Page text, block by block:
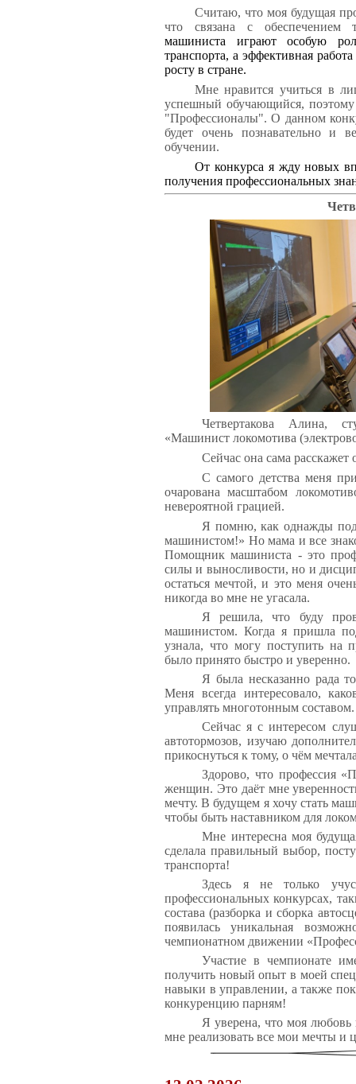
Считаю, что моя будущая
что связана с обеспечением
машиниста играют особую
транспорта, а эффективная
росту в стране.
Мне нравится учиться в
успешный обучающийся, поэтому
"Профессионалы". О данном
будет очень познавательно и
обучении.
От конкурса я жду новых
получения профессиональных
Четвертакова Алина,
«Машинист локомотива
Сейчас она самарасскажет
С самого детства меня
очарована масштабом
невероятной грацией.
Я помню, как однажды
машинистом!» Но мама и все
Помощник машиниста - это
силы и выносливости, но и
остаться мечтой, и это меня
никогда во мне не угасала.
Я решила, что буду
машинистом. Когда я пришла
узнала, что могу поступить на
было принято быстро и уверенно.
Я была несказанно рада
Меня всегда интересовало,
управлять многотонным составом.
Сейчас я с интересом
автотормозов, изучаю
прикоснуться к тому, о чём
Здорово, что профессия
женщин. Это даёт мне
мечту. В будущем я хочу стать
чтобы быть наставником для
Мне интересна моя
сделала правильный выбор,
транспорта!
Здесь я не только
профессиональных конкурсах,
состава (разборка и сборка
появилась уникальная
чемпионатном движении
Участие в чемпионате
получить новый опыт в моей
навыки в управлении, а также
конкуренцию парням!
Я уверена, что моя любовь
мне реализовать все мои мечты и